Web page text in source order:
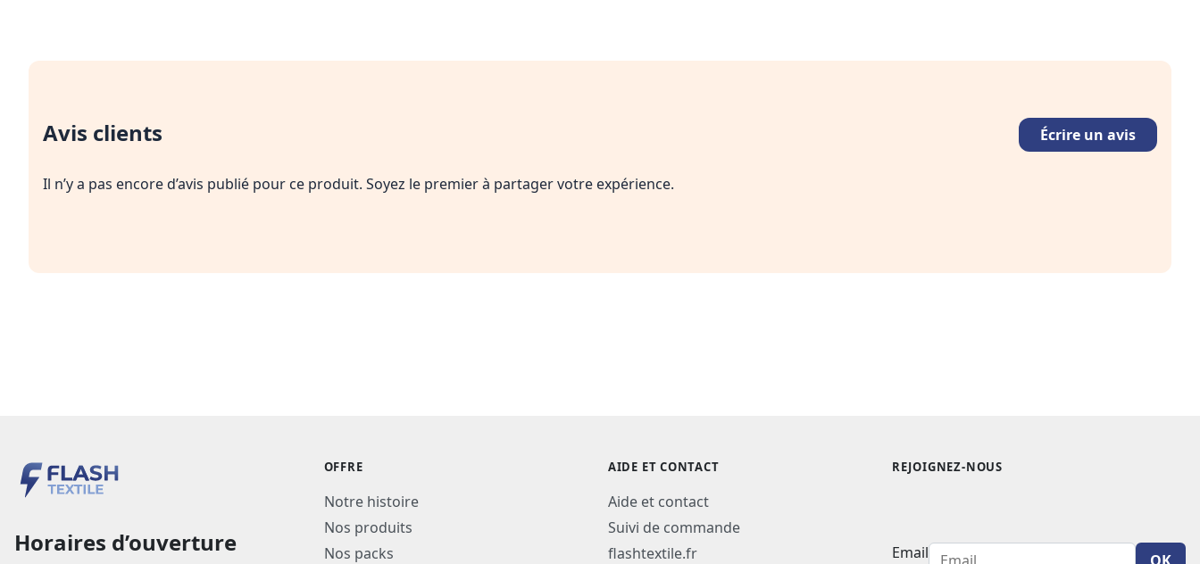
Avis clients Écrire un avis
Il n’y a pas encore d’avis publié pour ce produit. Soyez le premier à partager votre expérience.
Horaires d’ouverture
OFFRE
Notre histoire
Nos produits
Nos packs
AIDE ET CONTACT
Aide et contact
Suivi de commande
flashtextile.fr
REJOIGNEZ-NOUS
Email